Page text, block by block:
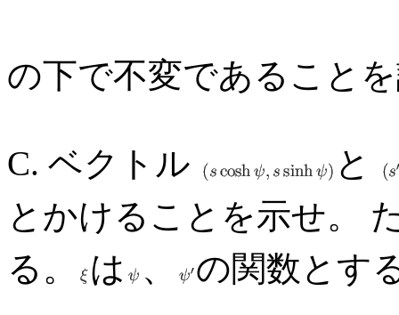
の下で不変であること
C. ベクトル
と
とかけることを示せ。
る。
は 、 の関数とす